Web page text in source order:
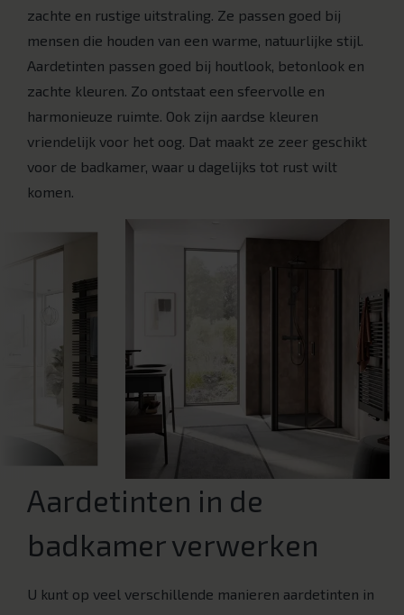
zachte en rustige uitstraling. Ze passen goed bij
mensen die houden van een warme, natuurlijke stijl.
Aardetinten passen goed bij houtlook, betonlook en
zachte kleuren. Zo ontstaat een sfeervolle en
harmonieuze ruimte. Ook zijn aardse kleuren
vriendelijk voor het oog. Dat maakt ze zeer geschikt
voor de badkamer, waar u dagelijks tot rust wilt
komen.
Aardetinten in de
badkamer verwerken
U kunt op veel verschillende manieren aardetinten in